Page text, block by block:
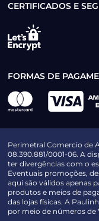
CERTIFICADOS E
FORMAS DE
Perimetral Comercio de
08.390.881/0001-06. A
ter divergências com o
Eventuais promoções,
aqui são válidos apenas
produtos e meios de
das lojas físicas. A
por meio de números de